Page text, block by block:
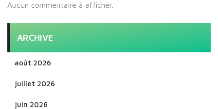
Aucun commentaire à afficher.
ARCHIVE
août 2026
juillet 2026
juin 2026